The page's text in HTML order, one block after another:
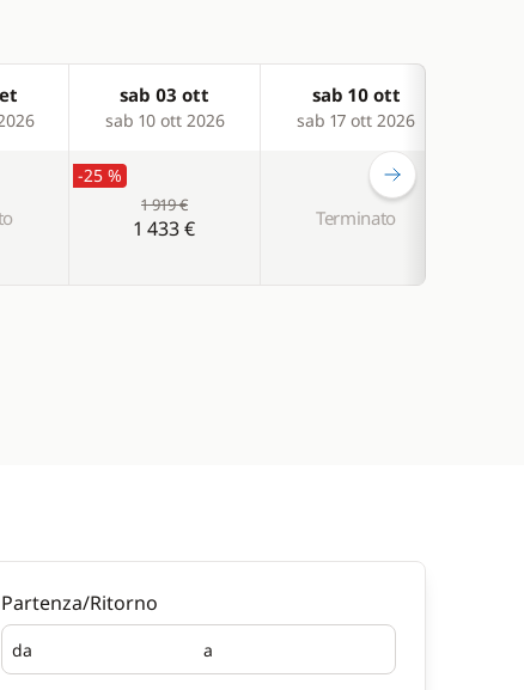
sab 03 ott
sab 10 ott 2026
sab 10 ott
sab 17 ott 2026
-25 %
1 919 €
1 433 € Terminato
Partenza/Ritorno
da
Partenza a
Ritorno